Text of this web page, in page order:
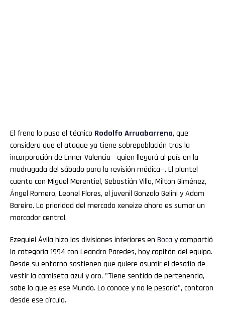
El freno lo puso el técnico Rodolfo Arruabarrena, que
considera que el ataque ya tiene sobrepoblación tras la
incorporación de Enner Valencia —quien llegará al país en la
madrugada del sábado para la revisión médica—. El plantel
cuenta con Miguel Merentiel, Sebastián Villa, Milton Giménez,
Ángel Romero, Leonel Flores, el juvenil Gonzalo Gelini y Adam
Bareiro. La prioridad del mercado xeneize ahora es sumar un
marcador central.
Ezequiel Ávila hizo las divisiones inferiores en Boca y compartió
la categoría 1994 con Leandro Paredes, hoy capitán del equipo.
Desde su entorno sostienen que quiere asumir el desafío de
vestir la camiseta azul y oro. "Tiene sentido de pertenencia,
sabe lo que es ese Mundo. Lo conoce y no le pesaría", contaron
desde ese círculo.